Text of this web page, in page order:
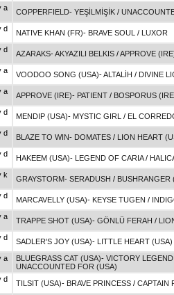
a
COPPERFIELD- YEŞİLMİŞİK /
d
NATIVE KHAN (FR)- BRAVE SOUL / LUXOR
d
AZARAKS-AKYAZILI BELKIS /APPROVE
a
VOODOO SONG (USA)-ALTALİH / DIVINE
a
APPROVE (IRE)- PATIENT / BOSPORUS
d
MENDIP (USA)- MYSTIC GIRL / EL
d
BLAZE TO WIN- DOMATES / LION HEART
d
HAKEEM (USA)- LEGEND OF CARIA/
k
GRAYSTORM- SERADUSH / BUSHRANGER
d
MARCAVELLY (USA)- KEYSE TUGEN /
a
TRAPPE SHOT (USA)- GÖNLÜ FERAH /
d
SADLER'S JOY (USA)- LITTLE HEART (USA)
a
BLUEGRASS CAT (USA)- VICTORY
UNACCOUNTED FOR (USA)
d
TILSIT (USA)- BRAVE PRINCESS / CAPTAIN